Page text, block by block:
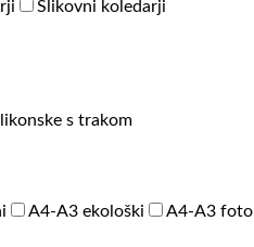
Slikovni koledarji
s trakom
A4-A3 ekološki A4-A3 foto